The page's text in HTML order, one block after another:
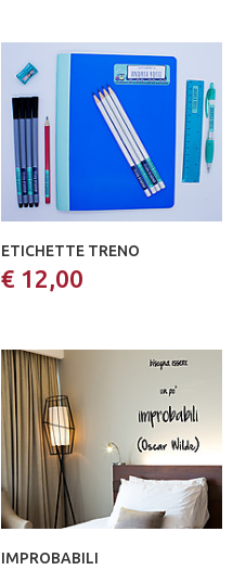
ETICHETTE TRENO
€ 12,00
IMPROBABILI